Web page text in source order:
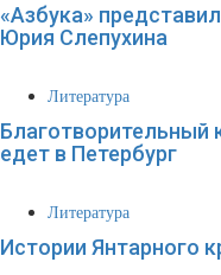
«Азбука»
Юрия Слепухина
Литература
Благотворительный
едет в Петербург
Литература
Истории Янтарного